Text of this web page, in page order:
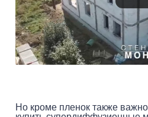
Но кроме пленок также